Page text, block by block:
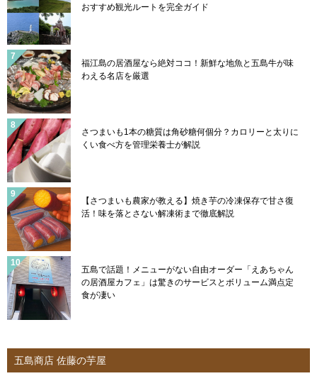
おすすめ観光ルートを完全ガイド
福江島の居酒屋なら絶対ココ！新鮮な地魚と五島牛が味
わえる名店を厳選
さつまいも1本の糖質は角砂糖何個分？カロリーと太りに
くい食べ方を管理栄養士が解説
【さつまいも農家が教える】焼き芋の冷凍保存で甘さ復
活！味を落とさない解凍術まで徹底解説
五島で話題！メニューがない自由オーダー「えあちゃん
の居酒屋カフェ」は驚きのサービスとボリューム満点定
食が凄い
五島商店 佐藤の芋屋